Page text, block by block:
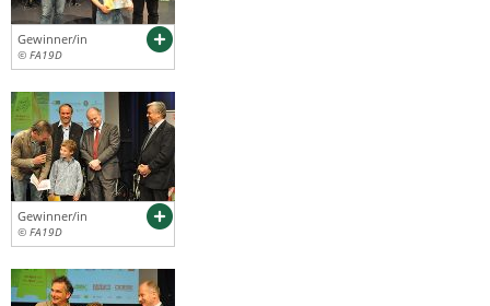
Gewinner/in
© FA19D
Gewinner/in
© FA19D